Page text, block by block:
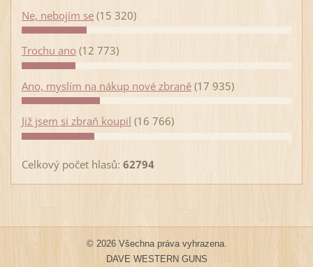
Ne, nebojím se (15 320)
Trochu ano (12 773)
Ano, myslím na nákup nové zbraně (17 935)
Již jsem si zbraň koupil (16 766)
Celkový počet hlasů: 62794
© 2026 Všechna práva vyhrazena.
DAVE WESTERN GUNS